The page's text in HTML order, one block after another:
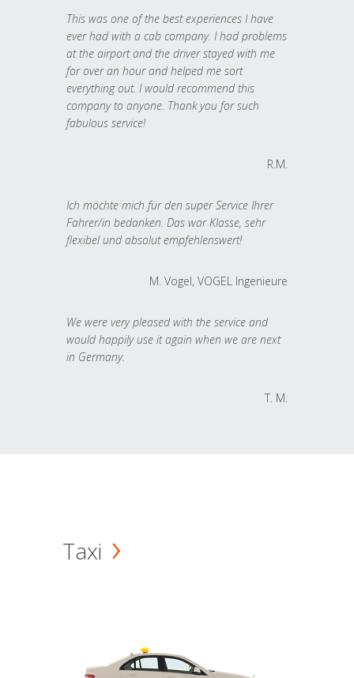
This was one of the best experiences I have
ever had with a cab company. I had problems
at the airport and the driver stayed with me
for over an hour and helped me sort
everything out. I would recommend this
company to anyone. Thank you for such
fabulous service!
R.M.
Ich möchte mich für den super Service Ihrer
Fahrer/in bedanken. Das war Klasse, sehr
flexibel und absolut empfehlenswert!
M. Vogel, VOGEL Ingenieure
We were very pleased with the service and
would happily use it again when we are next
in Germany.
T. M.
Taxi